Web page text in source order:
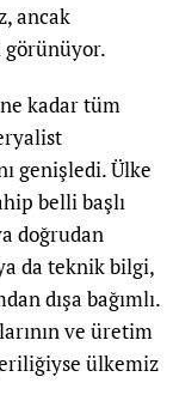
ancak
görünüyor.
kadar tüm
genişledi. Ülke
belli başlı
doğrudan
da teknik bilgi,
dışa bağımlı.
ve üretim
ülkemiz